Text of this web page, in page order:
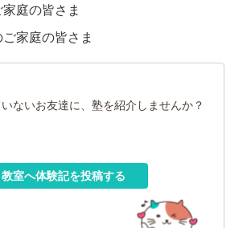
庭の皆さま
家庭の皆さま
ないお友達に、塾を紹介しませんか？
教室へ体験記を投稿する